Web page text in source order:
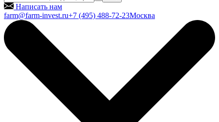
Написать нам
farm@farm-invest.ru+7 (495) 488-72-23Москва